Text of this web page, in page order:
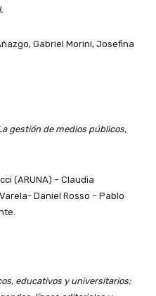
Gabriel Morini, Josefina
gestión de medios públicos,
(ARUNA) – Claudia
Daniel Rosso – Pablo
educativos y universitarios: